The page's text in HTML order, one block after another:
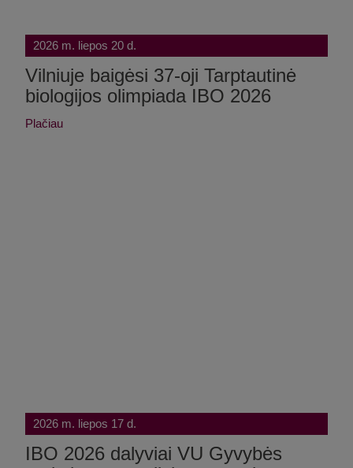
2026 m. liepos 20 d.
Vilniuje baigėsi 37-oji Tarptautinė
biologijos olimpiada IBO 2026
Plačiau
2026 m. liepos 17 d.
IBO 2026 dalyviai VU Gyvybės